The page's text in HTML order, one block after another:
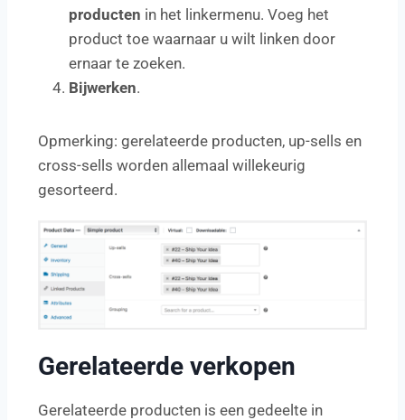
producten in het linkermenu. Voeg het
product toe waarnaar u wilt linken door
ernaar te zoeken.
Bijwerken.
Opmerking: gerelateerde producten, up-sells en
cross-sells worden allemaal willekeurig
gesorteerd.
Gerelateerde verkopen
Gerelateerde producten is een gedeelte in